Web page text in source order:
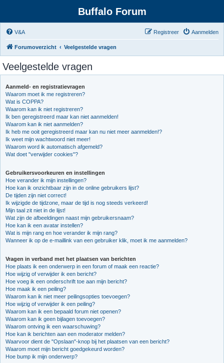
Buffalo Forum
V&A Aanmelden
Registreer
Forumoverzicht Veelgestelde vragen
Veelgestelde vragen
Aanmeld- en registratievragen
Waarom moet ik me registreren?
Wat is COPPA?
Waarom kan ik niet registreren?
Ik ben geregistreerd maar kan niet aanmelden!
Waarom kan ik niet aanmelden?
Ik heb me ooit geregistreerd maar kan nu niet meer aanmelden!?
Ik weet mijn wachtwoord niet meer!
Waarom word ik automatisch afgemeld?
Wat doet "verwijder cookies"?
Gebruikersvoorkeuren en instellingen
Hoe verander ik mijn instellingen?
Hoe kan ik onzichtbaar zijn in de online gebruikers lijst?
De tijden zijn niet correct!
Ik wijzigde de tijdzone, maar de tijd is nog steeds verkeerd!
Mijn taal zit niet in de lijst!
Wat zijn de afbeeldingen naast mijn gebruikersnaam?
Hoe kan ik een avatar instellen?
Wat is mijn rang en hoe verander ik mijn rang?
Wanneer ik op de e-maillink van een gebruiker klik, moet ik me aanmelden?
Vragen in verband met het plaatsen van berichten
Hoe plaats ik een onderwerp in een forum of maak een reactie?
Hoe wijzig of verwijder ik een bericht?
Hoe voeg ik een onderschrift toe aan mijn bericht?
Hoe maak ik een peiling?
Waarom kan ik niet meer peilingsopties toevoegen?
Hoe wijzig of verwijder ik een peiling?
Waarom kan ik een bepaald forum niet openen?
Waarom kan ik geen bijlagen toevoegen?
Waarom ontving ik een waarschuwing?
Hoe kan ik berichten aan een moderator melden?
Waarvoor dient de "Opslaan"-knop bij het plaatsen van een bericht?
Waarom moet mijn bericht goedgekeurd worden?
Hoe bump ik mijn onderwerp?